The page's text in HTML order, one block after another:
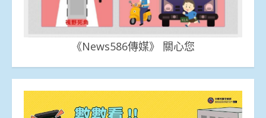
《News586傳媒》 關心您